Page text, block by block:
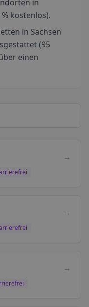
in
kostenlos).
in Sachsen
(95
einen
→
→
→